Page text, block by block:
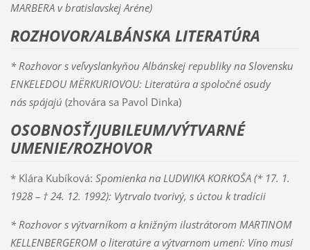
MARBERA v bratislavskej Aréne)
ROZHOVOR/ALBÁNSKA LITERATÚRA
* Rozhovor s veľvyslankyňou Albánskej republiky na Slovensku
ENKELEDOU MËRKURIOVOU: Literatúra a spoločné osudy
nás spájajú (zhovára sa Pavol Dinka)
OSOBNOSŤ/JUBILEUM/VÝTVARNÉ
UMENIE/ROZHOVOR
* Klára Kubíková: Spomienka na LUDWIKA KORKOŠA (* 17. 1.
1928 – † 24. 12. 1992): Vytrvalo tvorivý, s úctou k tradícii
* Rozhovor s výtvarníkom a knižným ilustrátorom MARTINOM
KELLENBERGEROM o literatúre a výtvarnom umení: Víno musí